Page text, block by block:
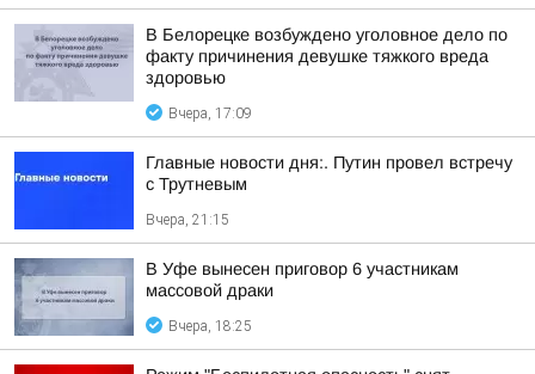
В Белорецке возбуждено уголовное дело по
факту причинения девушке тяжкого вреда
здоровью
Вчера, 17:09
Главные новости дня:. Путин провел встречу
с Трутневым
Вчера, 21:15
В Уфе вынесен приговор 6 участникам
массовой драки
Вчера, 18:25